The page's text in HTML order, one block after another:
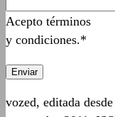
Acepto términos
y condiciones.*
vozed, editada